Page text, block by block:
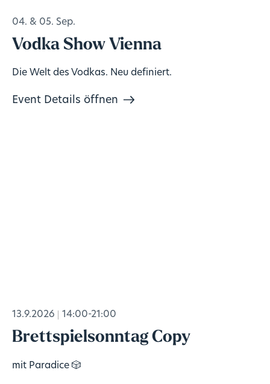
04. & 05. Sep.
Vodka Show Vienna
Die Welt des Vodkas. Neu definiert.
Event Details öffnen
13.9.2026 14:00-21:00
Brettspielsonntag Copy
mit Paradice 🎲